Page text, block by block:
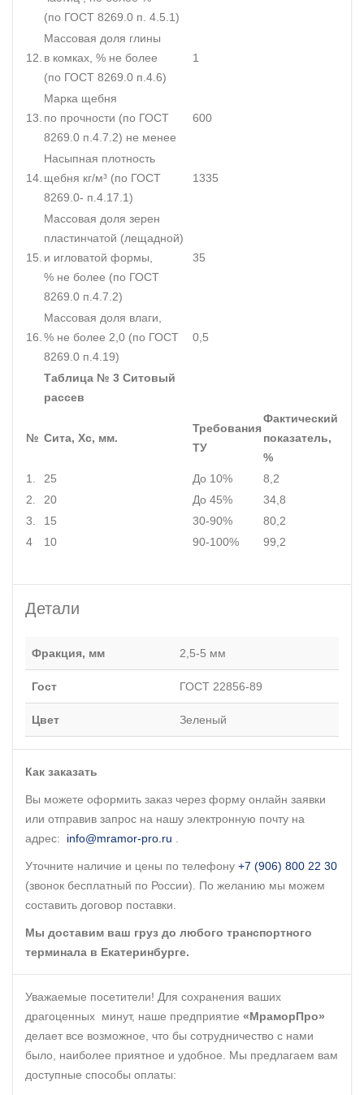
(по ГОСТ 8269.0 п. 4.5.1)
12.
Массовая доля глины
в комках, % не более
(по ГОСТ 8269.0 п.4.6)
1
13.
Марка щебня
по прочности (по ГОСТ
8269.0 п.4.7.2) не менее
600
14.
Насыпная плотность
щебня кг/м³ (по ГОСТ
8269.0- п.4.17.1)
1335
15.
Массовая доля зерен
пластинчатой (лещадной)
и игловатой формы,
% не более (по ГОСТ
8269.0 п.4.7.2)
35
16.
Массовая доля влаги,
% не более 2,0 (по ГОСТ
8269.0 п.4.19)
0,5
Таблица № 3 Ситовый
рассев
№ Сита, Хс, мм.
Требования
ТУ
Фактический
показатель,
%
1.
25 До 10%
8,2
2.
20 До 45%
34,8
3.
15 30-90%
80,2
4
10 90-100% 99,2
Детали
Фракция, мм 2,5-5 мм
Гост ГОСТ 22856-89
Цвет Зеленый
Как заказать
Вы можете оформить заказ через форму онлайн заявки
или отправив запрос на нашу электронную почту на
адрес: info@mramor-pro.ru .
Уточните наличие и цены по телефону +7 (906) 800 22 30
(звонок бесплатный по России). По желанию мы можем
составить договор поставки.
Мы доставим ваш груз до любого транспортного
терминала в Екатеринбурге.
Уважаемые посетители! Для сохранения ваших
драгоценных минут, наше предприятие «МраморПро»
делает все возможное, что бы сотрудничество с нами
было, наиболее приятное и удобное. Мы предлагаем вам
доступные способы оплаты: